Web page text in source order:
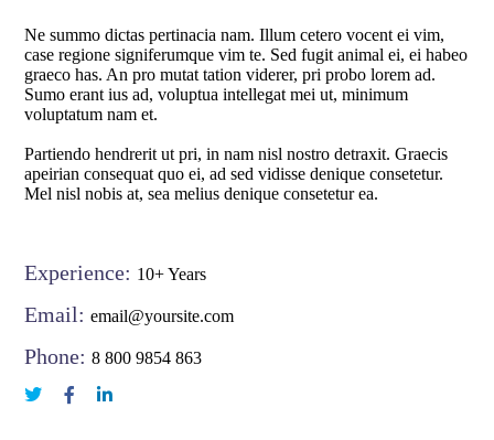
Ne summo dictas pertinacia nam. Illum cetero vocent ei vim,
case regione signiferumque vim te. Sed fugit animal ei, ei habeo
graeco has. An pro mutat tation viderer, pri probo lorem ad.
Sumo erant ius ad, voluptua intellegat mei ut, minimum
voluptatum nam et.
Partiendo hendrerit ut pri, in nam nisl nostro detraxit. Graecis
apeirian consequat quo ei, ad sed vidisse denique consetetur.
Mel nisl nobis at, sea melius denique consetetur ea.
Experience: 10+ Years
Email: email@yoursite.com
Phone: 8 800 9854 863